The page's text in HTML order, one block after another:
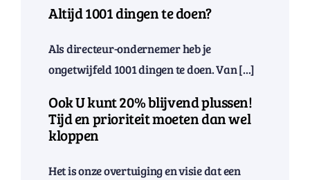
Altijd 1001 dingen te doen?
Als directeur-ondernemer heb je
ongetwijfeld 1001 dingen te doen. Van [...]
Ook U kunt 20% blijvend plussen!
Tijd en prioriteit moeten dan wel
kloppen
Het is onze overtuiging en visie dat een